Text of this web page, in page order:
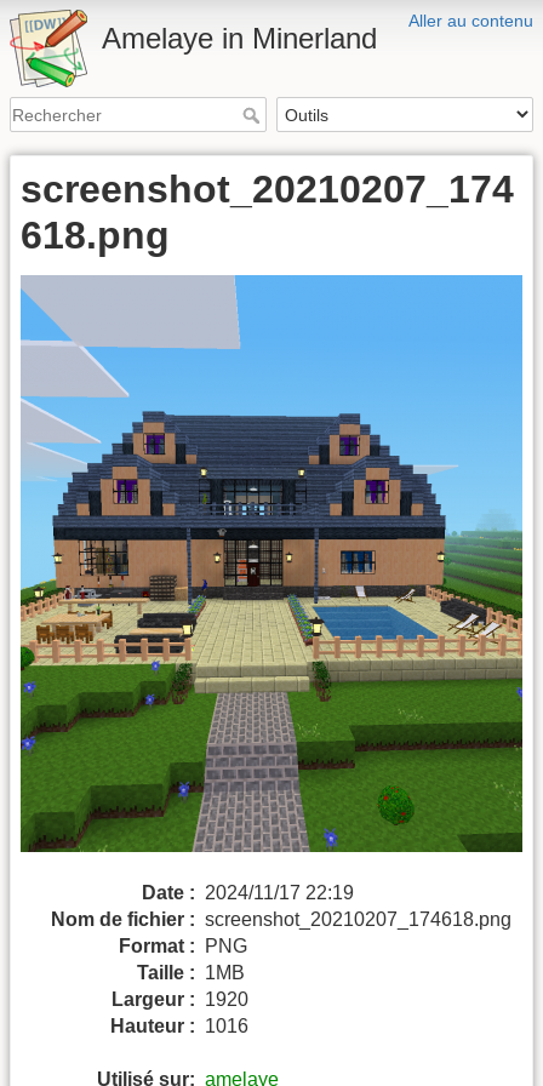
Aller au contenu
Amelaye in Minerland
screenshot_20210207_174
618.png
Date : 2024/11/17 22:19
Nom de fichier : screenshot_20210207_174618.png
Format :
PNG
Taille : 1MB
Largeur : 1920
Hauteur : 1016
Utilisé sur: amelaye